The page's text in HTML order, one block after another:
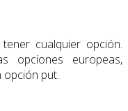
cualquier opción.
opciones europeas,
opción put.